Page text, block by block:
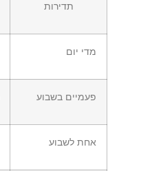
תדירות
מדי יום
פעמיים בשבוע
אחת לשבוע